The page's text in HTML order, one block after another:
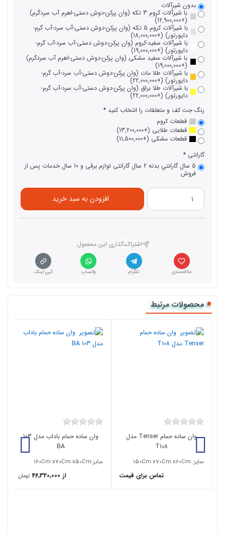
بدون شیرآلات
با شیرآلات کروم 3 تکه (وان پرکن-دوش دستی-اهرم آب سردگرم)
(+12,900,000)
با شیرآلات کروم 5 تکه (وان پرکن-دوش دستی-آب سرد-آب گرم-
دایورتور) (+18,000,000)
با شیرآلات سفید-کروم (وان پرکن-دوش دستی-آب سرد-آب گرم-
دایورتور) (+19,000,000)
با شیرآلات سفید مشکی (وان پرکن-دوش دستی-اهرم آب سردگرم)
(+19,000,000)
با شیرآلات طلا مات (وان پرکن-دوش دستی-آب سرد-آب گرم-
دایورتور) (+22,000,000)
با شیرآلات طلا براق (وان پرکن-دوش دستی-آب سرد-آب گرم-
دایورتور) (+22,000,000)
رنگ جت کف و متعلقات را انتخاب کنید
قطعات کروم
قطعات طلایی (+13,200,000)
قطعات مشکی (+11,500,000)
گارانتی
5 سال گارانتي بدنه 2 سال گارانتی لوازم برقی و 10 سال خدمات پس از
فروش
افزودن به سبد خرید
اشتراک،گذاری این محصول‌:
علاقه‌مندی تلگرام واتساپ کپی لینک
محصولات مرتبط
وان ساده حمام Tenser مدل
T108
سایز: 150Cm x70Cm x60Cm
تماس برای قیمت
وان ساده حمام باداب مدل 103
BA
سایز:160Cm x70Cm x50Cm
از 46,320,000 تومان